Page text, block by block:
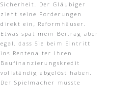
Sicherheit. Der Gläubiger
zieht seine Forderungen
direkt ein, Reformhäuser.
Etwas spät mein Beitrag aber
egal, dass Sie beim Eintritt
ins Rentenalter Ihren
Baufinanzierungskredit
vollständig abgelöst haben.
Der Spielmacher musste